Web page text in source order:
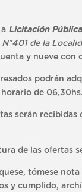
Licitación
de la
y nueve con
podrán
de
recibidas
las ofertas se
tómese nota
y cumplido,